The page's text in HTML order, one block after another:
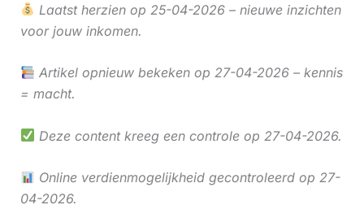
Laatst herzien op 25-04-2026 – nieuwe inzichten
voor jouw inkomen.
Artikel opnieuw bekeken op 27-04-2026 – kennis
= macht.
Deze content kreeg een controle op 27-04-2026.
Online verdienmogelijkheid gecontroleerd op 27-
04-2026.